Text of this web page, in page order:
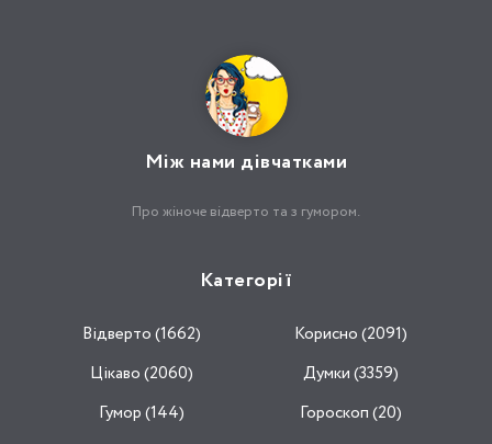
Між нами дівчатками
Про жіноче відверто та з гумором.
Категорії
Відвертo (1662)
Корисно (2091)
Цікаво (2060)
Думки (3359)
Гумор (144)
Гороскоп (20)